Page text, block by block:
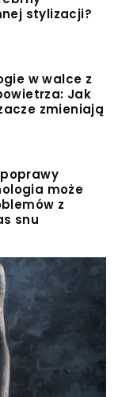
stylizacji?
w walce z
Jak
zmieniają
może
z
snu